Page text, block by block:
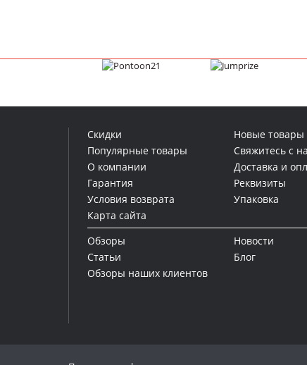
Скидки
Популярные товары
О компании
Гарантия
Условия возврата
Карта сайта
Новые товары
Свяжитесь с
Доставка и
Реквизиты
Упаковка
Обзоры
Статьи
Обзоры наших клиентов
Новости
Блог